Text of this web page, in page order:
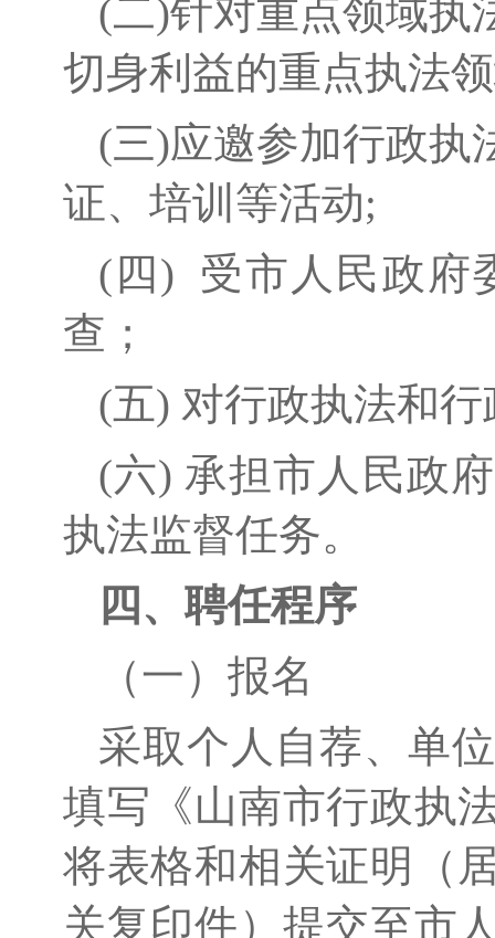
(二)针对重点领域执
切身利益的重点执法
(三)应邀参加行政执
证、培训等活动;
(四)
受市人民政府
查；
(五) 对行政执法和
(六) 承担市人民政
执法监督任务。
四、聘任程序
（一）报名
采取个人自荐、单
填写《山南市行政执
将表格和相关证明（
关复印件）提交至市